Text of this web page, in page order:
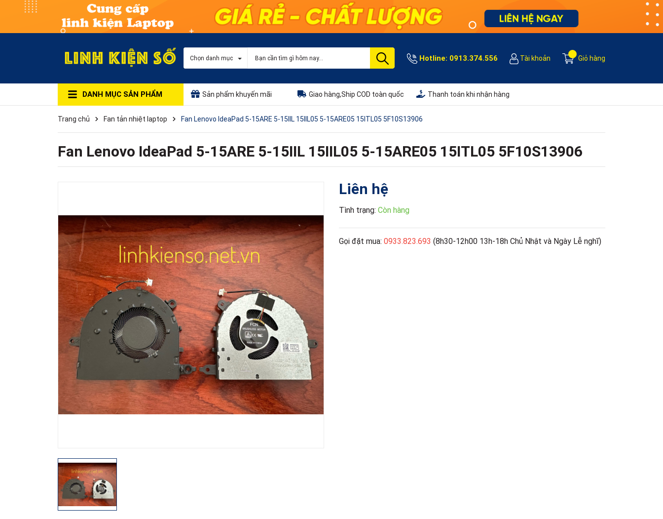
Chọn danh mục Hotline: 0913.374.556 Tài khoản Giỏ hàng
DANH MỤC SẢN PHẨM Sản phẩm khuyến mãi Giao hàng,Ship COD toàn quốc Thanh toán khi nhận hàng
Trang chủ Fan tản nhiệt laptop Fan Lenovo IdeaPad 5-15ARE 5-15IIL 15IIL05 5-15ARE05 15ITL05 5F10S13906
Fan Lenovo IdeaPad 5-15ARE 5-15IIL 15IIL05 5-15ARE05 15ITL05 5F10S13906
Liên hệ
Tình trạng: Còn hàng
Gọi đặt mua: 0933.823.693 (8h30-12h00 13h-18h Chủ Nhật và Ngày Lễ nghĩ)